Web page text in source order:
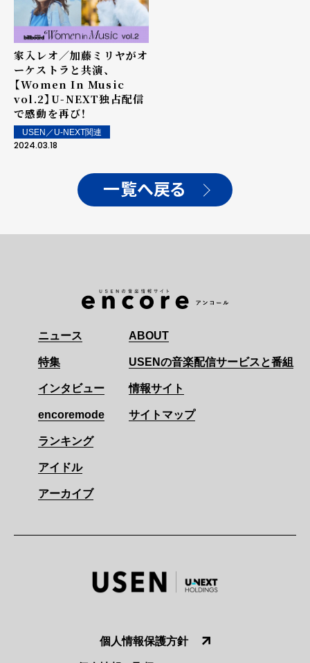
家入レオ／加藤ミリヤがオ
ーケストラと共演、
【Women In Music
vol.2】U-NEXT独占配信
で感動を再び！
USEN／U-NEXT関連
2024.03.18
一覧へ戻る
ニュース
特集
インタビュー
encoremode
ランキング
アイドル
アーカイブ
ABOUT
USENの音楽配信サービスと番組
情報サイト
サイトマップ
個人情報保護方針